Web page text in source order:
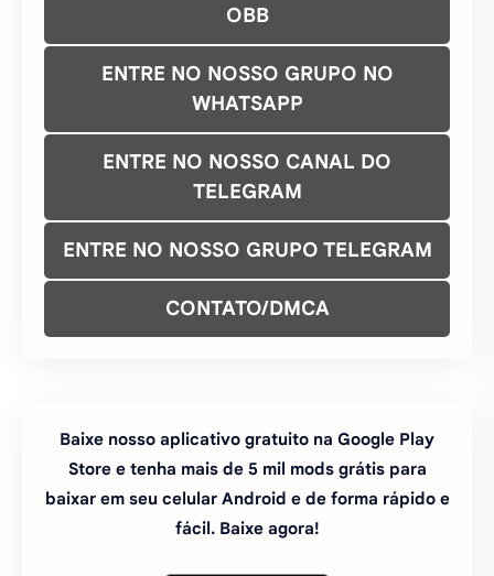
OBB
ENTRE NO NOSSO GRUPO NO
WHATSAPP
ENTRE NO NOSSO CANAL DO
TELEGRAM
ENTRE NO NOSSO GRUPO TELEGRAM
CONTATO/DMCA
Baixe nosso aplicativo gratuito na Google Play
Store e tenha mais de 5 mil mods grátis para
baixar em seu celular Android e de forma rápido e
fácil. Baixe agora!